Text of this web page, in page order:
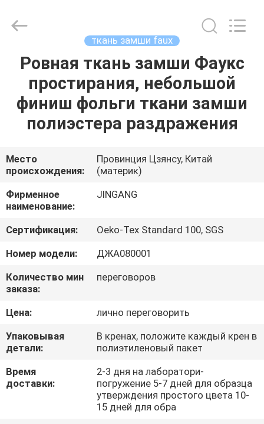
ДОМ
ПРОДУКТЫ
НАС
ПУТЕШЕСТВИЕ
ФАБРИКИ
ПРОВЕРКА
КАЧЕСТВА
СВЯЖИТЕСЬ
МЫ
НОВОСТИ
Jingang
Textile
Reserved.
ткань замши faux
Ровная ткань замши Фаукс
простирания, небольшой
финиш фольги ткани замши
полиэстера раздражения
Место
происхождения:
Провинция Цзянсу, Китай
(материк)
Фирменное
наименование:
JINGANG
Сертификация:
Oeko-Tex Standard 100, SGS
Номер модели:
ДЖА080001
Количество мин
заказа:
переговоров
Цена:
лично переговорить
Упаковывая
детали:
В кренах, положите каждый крен в
полиэтиленовый пакет
Время
доставки:
2-3 дня на лаборатори-
погружение 5-7 дней для образца
утверждения простого цвета 10-
15 дней для обра